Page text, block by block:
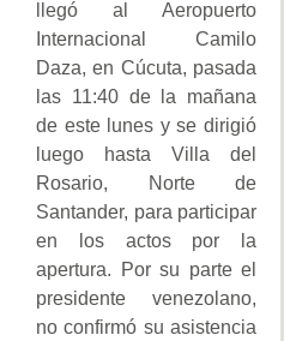
llegó al Aeropuerto
Internacional Camilo
Daza, en Cúcuta, pasada
las 11:40 de la mañana
de este lunes y se dirigió
luego hasta Villa del
Rosario, Norte de
Santander, para participar
en los actos por la
apertura. Por su parte el
presidente venezolano,
no confirmó su asistencia